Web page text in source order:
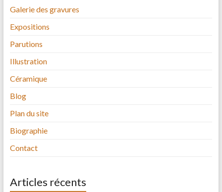
Galerie des gravures
Expositions
Parutions
Illustration
Céramique
Blog
Plan du site
Biographie
Contact
Articles récents